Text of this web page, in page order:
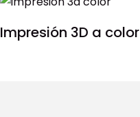
Impresión 3D a color